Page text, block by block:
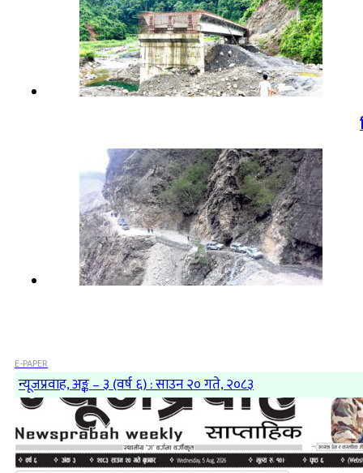
E-PAPER
न्यूजप्रवाह, अङ्क – ३ (वर्ष ६) : साउन २० गते, २०८३